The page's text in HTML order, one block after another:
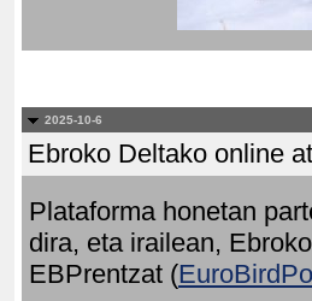
2025-10-6
Ebroko Deltako online
Plataforma honetan
dira, eta irailean,
EBPrentzat (